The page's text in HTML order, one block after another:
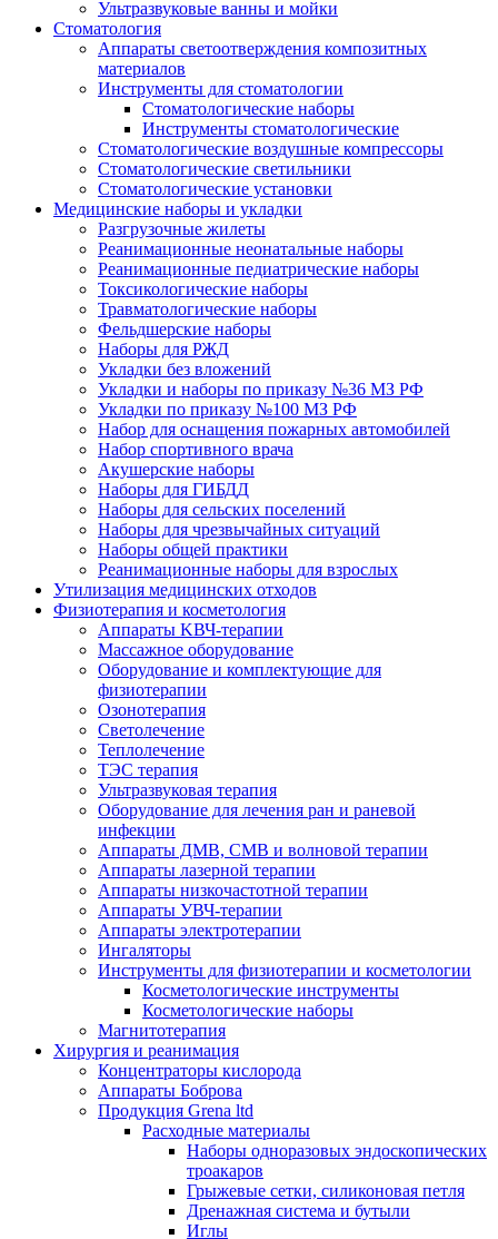
Ультразвуковые ванны и мойки
Стоматология
Аппараты светоотверждения композитных
материалов
Инструменты для стоматологии
Стоматологические наборы
Инструменты стоматологические
Стоматологические воздушные компрессоры
Стоматологические светильники
Стоматологические установки
Медицинские наборы и укладки
Разгрузочные жилеты
Реанимационные неонатальные наборы
Реанимационные педиатрические наборы
Токсикологические наборы
Травматологические наборы
Фельдшерские наборы
Наборы для РЖД
Укладки без вложений
Укладки и наборы по приказу №36 МЗ РФ
Укладки по приказу №100 МЗ РФ
Набор для оснащения пожарных автомобилей
Набор спортивного врача
Акушерские наборы
Наборы для ГИБДД
Наборы для сельских поселений
Наборы для чрезвычайных ситуаций
Наборы общей практики
Реанимационные наборы для взрослых
Утилизация медицинских отходов
Физиотерапия и косметология
Аппараты KВЧ-терапии
Массажное оборудование
Оборудование и комплектующие для
физиотерапии
Озонотерапия
Светолечение
Теплолечение
ТЭС терапия
Ультразвуковая терапия
Оборудование для лечения ран и раневой
инфекции
Аппараты ДМВ, СМВ и волновой терапии
Аппараты лазерной терапии
Аппараты низкочастотной терапии
Аппараты УВЧ-терапии
Аппараты электротерапии
Ингаляторы
Инструменты для физиотерапии и косметологии
Косметологические инструменты
Косметологические наборы
Магнитотерапия
Хирургия и реанимация
Концентраторы кислорода
Аппараты Боброва
Продукция Grena ltd
Расходные материалы
Наборы одноразовых эндоскопических
троакаров
Грыжевые сетки, силиконовая петля
Дренажная система и бутыли
Иглы